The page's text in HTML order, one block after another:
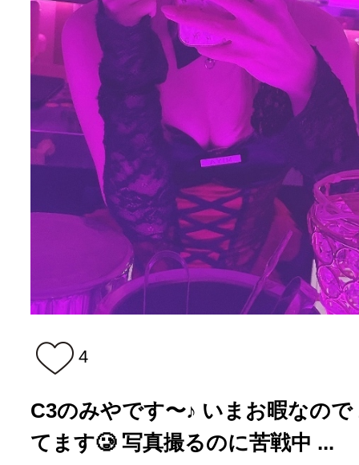
4
C3のみやです〜♪ いまお暇なの
てます🥲 写真撮るのに苦戦中 ...